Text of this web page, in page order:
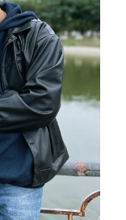
HOT
TIKTOKER
NGUYỄN
ÁNH
–
BELLO